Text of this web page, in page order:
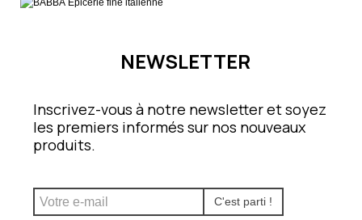
NEWSLETTER
Inscrivez-vous à notre newsletter et soyez
les premiers informés sur nos nouveaux
produits.
C'est parti !